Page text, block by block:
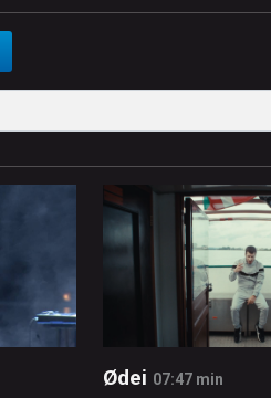
Ødei 07:47 min